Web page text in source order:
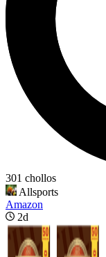
301 chollos
Allsports
Amazon
2d